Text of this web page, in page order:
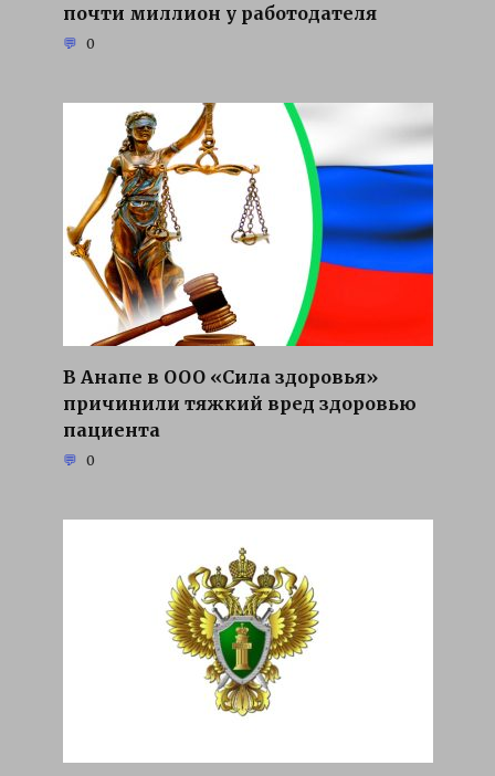
почти миллион у работодателя
0
В Анапе в ООО «Сила здоровья»
причинили тяжкий вред здоровью
пациента
0